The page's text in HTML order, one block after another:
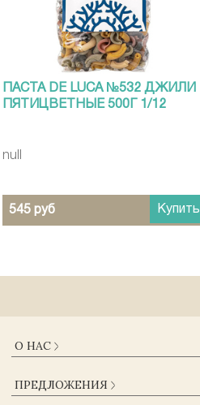
ПАСТА DE LUCA №532 ДЖИЛИ
ПЯТИЦВЕТНЫЕ 500Г 1/12
null
545 руб Купить
О НАС
ДОСТАВКА И ОПЛАТА
ПРЕДЛОЖЕНИЯ